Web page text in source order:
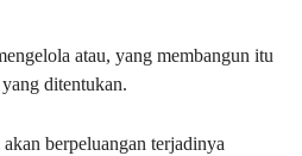
atau, yang membangun itu
ditentukan.
berpeluangan terjadinya